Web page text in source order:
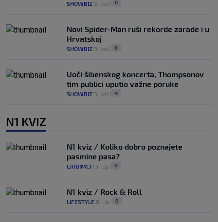
SHOWBIZ 3. kol. 0
Novi Spider-Man ruši rekorde zarade i u
Hrvatskoj
SHOWBIZ 3. kol. 0
Uoči šibenskog koncerta, Thompsonov
tim publici uputio važne poruke
SHOWBIZ 3. kol. 4
N1 KVIZ
N1 kviz / Koliko dobro poznajete
pasmine pasa?
LJUBIMCI 13. lip. 0
N1 kviz / Rock & Roll
LIFESTYLE 8. lip. 0